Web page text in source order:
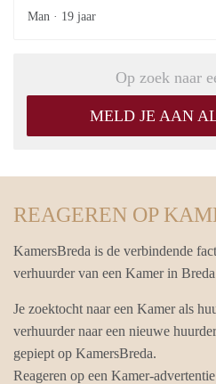
Man · 19 jaar
Op zoek naar
MELD JE AAN
REAGEREN OP
KamersBreda is de verbindende
verhuurder van een Kamer in
Je zoektocht naar een Kamer als
verhuurder naar een nieuwe
gepiept op KamersBreda.
Reageren op een Kamer-